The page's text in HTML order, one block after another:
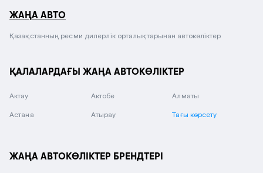
ЖАҢА АВТО
Қазақстанның ресми дилерлік орталықтарынан автокөліктер
ҚАЛАЛАРДАҒЫ ЖАҢА АВТОКӨЛІКТЕР
Актау Актобе Алматы
Астана Атырау Тағы көрсету
ЖАҢА АВТОКӨЛІКТЕР БРЕНДТЕРІ